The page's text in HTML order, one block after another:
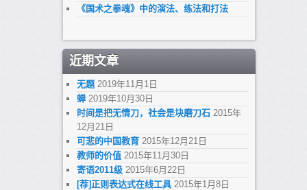
《国术之拳魂》中的演法、练法和打法
近期文章
无题 2019年11月1日
蝉 2019年10月30日
时间是把无情刀，社会是块磨刀石 2015年
12月21日
可悲的中国教育 2015年12月21日
教师的价值 2015年11月30日
寄语2011级 2015年6月22日
[荐]正则表达式在线工具 2015年1月8日